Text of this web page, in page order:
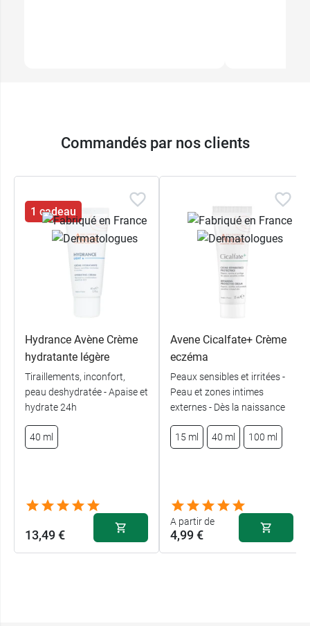
Commandés par nos clients
1 cadeau
Hydrance Avène Crème
hydratante légère
Tiraillements, inconfort,
peau deshydratée - Apaise et
hydrate 24h
40 ml
13,49 €
Avene Cicalfate+ Crème
eczéma
Peaux sensibles et irritées -
Peau et zones intimes
externes - Dès la naissance
15 ml 40 ml 100 ml
A partir de
4,99 €